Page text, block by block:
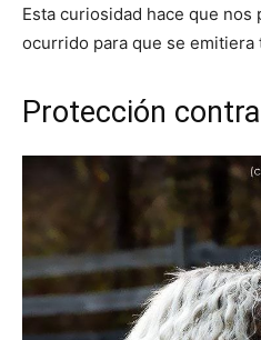
Esta curiosidad hace que
ocurrido para que se emitiera
Protección